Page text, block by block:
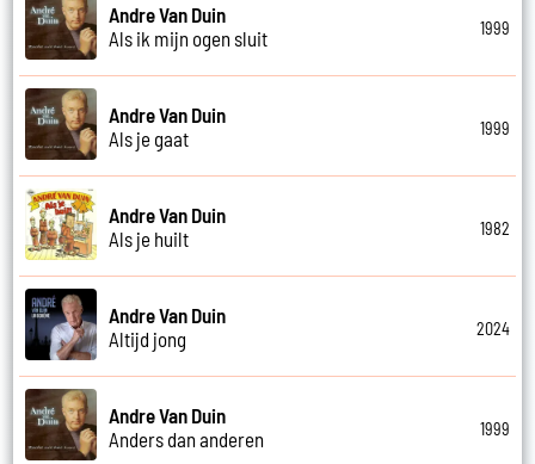
Andre Van Duin
Als ik mijn ogen sluit
1999
Andre Van Duin
Als je gaat
1999
Andre Van Duin
Als je huilt
1982
Andre Van Duin
Altijd jong
2024
Andre Van Duin
Anders dan anderen
1999